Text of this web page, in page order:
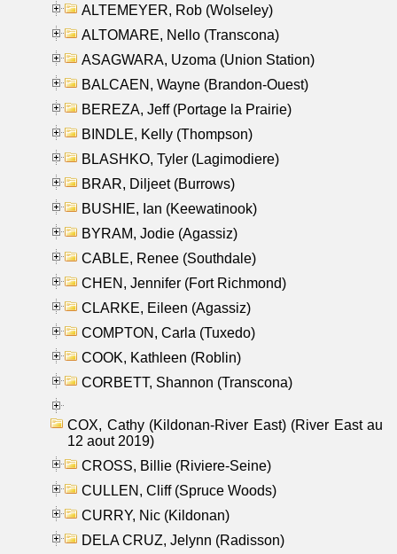
ALTEMEYER, Rob (Wolseley)
ALTOMARE, Nello (Transcona)
ASAGWARA, Uzoma (Union Station)
BALCAEN, Wayne (Brandon-Ouest)
BEREZA, Jeff (Portage la Prairie)
BINDLE, Kelly (Thompson)
BLASHKO, Tyler (Lagimodiere)
BRAR, Diljeet (Burrows)
BUSHIE, Ian (Keewatinook)
BYRAM, Jodie (Agassiz)
CABLE, Renee (Southdale)
CHEN, Jennifer (Fort Richmond)
CLARKE, Eileen (Agassiz)
COMPTON, Carla (Tuxedo)
COOK, Kathleen (Roblin)
CORBETT, Shannon (Transcona)
COX, Cathy (Kildonan-River East) (River East au
12 aout 2019)
CROSS, Billie (Riviere-Seine)
CULLEN, Cliff (Spruce Woods)
CURRY, Nic (Kildonan)
DELA CRUZ, Jelynn (Radisson)